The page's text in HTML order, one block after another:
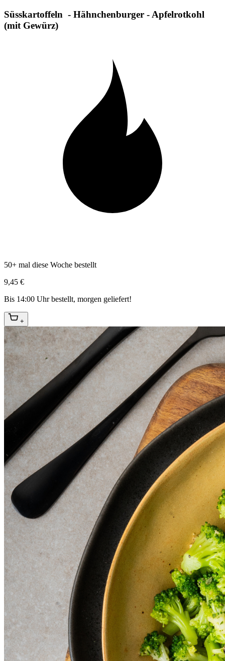
Süsskartoffeln - Hähnchenburger - Apfelrotkohl
(mit Gewürz)
50+ mal diese Woche bestellt
9,45 €
Bis 14:00 Uhr bestellt, morgen geliefert!
+